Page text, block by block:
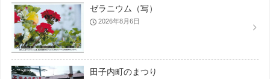
ゼラニウム（写）
2026年8月6日
田子内町のまつり